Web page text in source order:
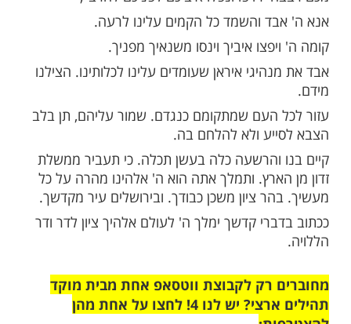
עוד תוכן חדש ומפתיע! התחברו לכל
שלנו בתהיליםבלחיצה כאן >>>​
אלוהינו ואלוהי אבותינו,
להכות את אויבינו וקיימת בנו "ורדפתם את
לפניכם לחרב ורדפו מכם חמשה מאה ומאה
ירדפו ונפלו איביכם לפניכם לחרב",
והשמד כל הקמים עלינו לרעה.
איביך וינסו משנאיך מפניך.
איראן שעומדים עלינו לכלותינו. הצילנו